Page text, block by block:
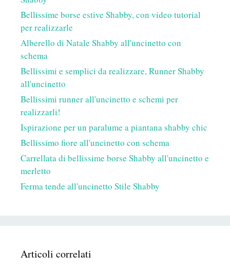
Bellissime borse estive Shabby, con video tutorial
per realizzarle
Alberello di Natale Shabby all'uncinetto con
schema
Bellissimi e semplici da realizzare, Runner Shabby
all'uncinetto
Bellissimi runner all'uncinetto e schemi per
realizzarli!
Ispirazione per un paralume a piantana shabby chic
Bellissimo fiore all'uncinetto con schema
Carrellata di bellissime borse Shabby all'uncinetto e
merletto
Ferma tende all'uncinetto Stile Shabby
Articoli correlati